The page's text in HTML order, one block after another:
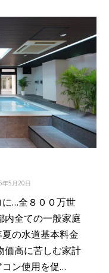
年5月20日
…全８００万世
内全ての一般家庭
の水道基本料金
価高に苦しむ家計
ン使用を促…